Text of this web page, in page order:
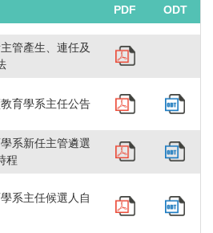
PDF ODT
管產生、連任及
育學系主任公告
系新任主管遴選
程
系主任候選人自